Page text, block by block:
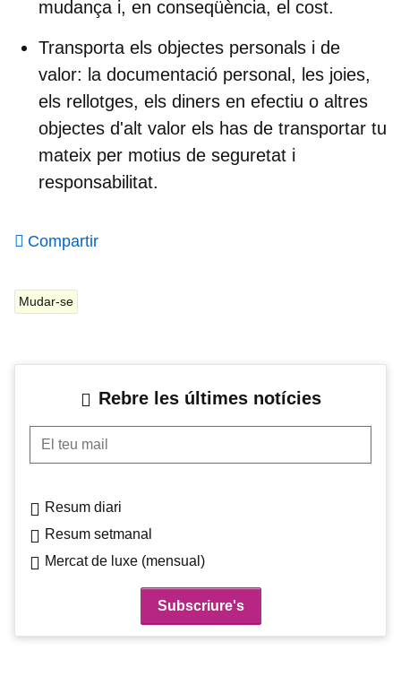
mudança i, en conseqüència, el cost.
Transporta els objectes personals i de
valor: la documentació personal, les joies,
els rellotges, els diners en efectiu o altres
objectes d'alt valor els has de transportar tu
mateix per motius de seguretat i
responsabilitat.
Compartir
Mudar-se
Rebre les últimes notícies
El teu mail
Resum diari
Resum setmanal
Mercat de luxe (mensual)